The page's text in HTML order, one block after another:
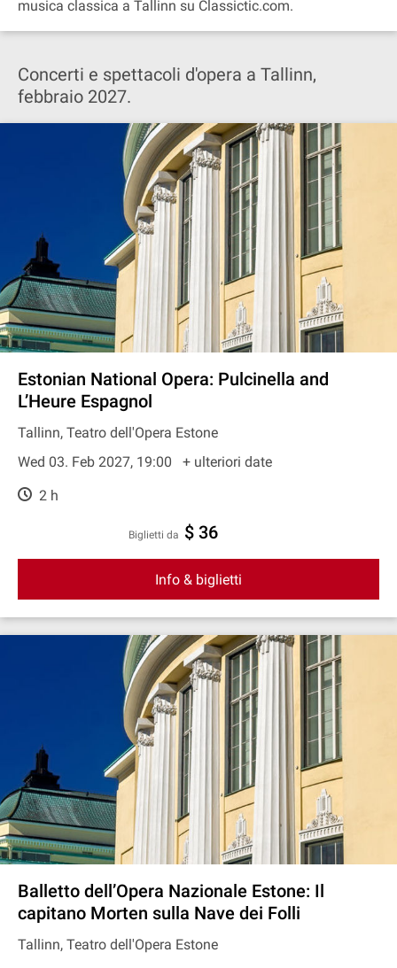
musica classica a Tallinn su Classictic.com.
Concerti e spettacoli d'opera a Tallinn,
febbraio 2027.
Estonian National Opera: Pulcinella and
L’Heure Espagnol
Tallinn, Teatro dell'Opera Estone
Wed 03. Feb 2027, 19:00
+ ulteriori date
2 h
Biglietti da $ 36
Info & biglietti
Balletto dell’Opera Nazionale Estone: Il
capitano Morten sulla Nave dei Folli
Tallinn, Teatro dell'Opera Estone